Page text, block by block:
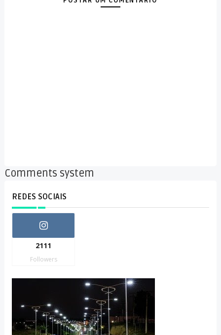
Comments system
REDES SOCIAIS
2111
Followers